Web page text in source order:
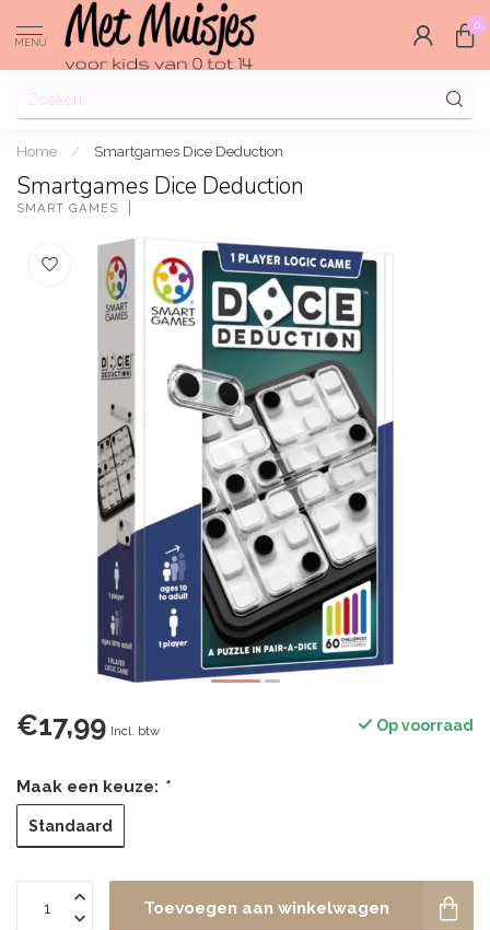
MENU
0
Home / Smartgames Dice Deduction
Smartgames Dice Deduction
SMART GAMES
€17,99 Incl. btw Op voorraad
Maak een keuze: *
Standaard
Toevoegen aan winkelwagen